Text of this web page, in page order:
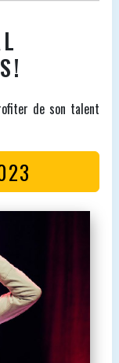
de son talent